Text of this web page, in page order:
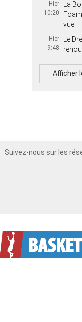
Hier
10:20
La
vue
Hier
9:48
Le
Afficher
Suivez-nous sur les